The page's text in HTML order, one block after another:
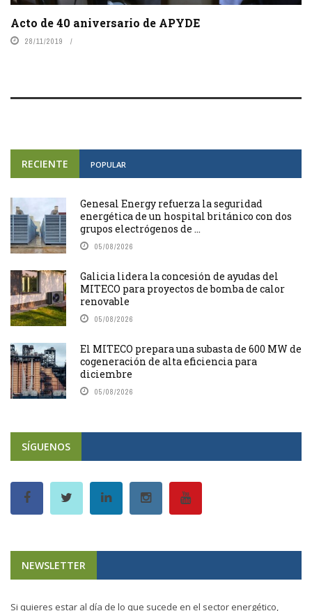
Acto de 40 aniversario de APYDE
28/11/2019
RECIENTE POPULAR
Genesal Energy refuerza la seguridad
energética de un hospital británico con dos
grupos electrógenos de ...
05/08/2026
Galicia lidera la concesión de ayudas del
MITECO para proyectos de bomba de calor
renovable
05/08/2026
El MITECO prepara una subasta de 600 MW de
cogeneración de alta eficiencia para
diciembre
05/08/2026
SÍGUENOS
NEWSLETTER
Si quieres estar al día de lo que sucede en el sector energético,